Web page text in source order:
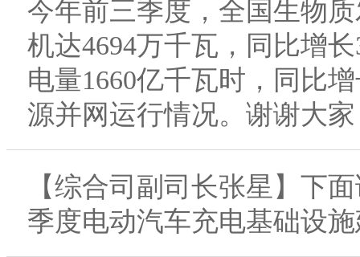
今年前三季度，全国生物
机达4694万千瓦，同比增
电量1660亿千瓦时，同比
源并网运行情况。谢谢大
【综合司副司长张星】下
季度电动汽车充电基础设